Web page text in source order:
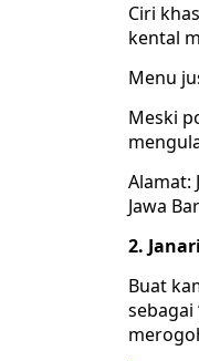
Ciri
kental
Menu
Meski
Alamat:
Jawa
2.
Buat
sebagai